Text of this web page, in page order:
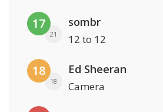
17
21
sombr
12 to 12
18
18
Ed Sheeran
Camera